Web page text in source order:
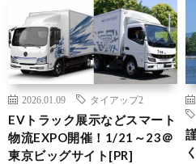
2026.01.09 タイアップ2
EVトラック展示などスマート
物流EXPO開催！1/21～23＠
東京ビッグサイト[PR]